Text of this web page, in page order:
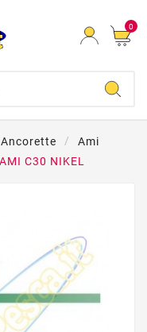
0
Ami
C30 NIKEL